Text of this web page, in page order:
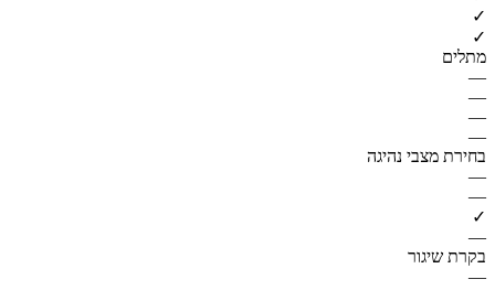
✓
✓
מתלים
—
—
—
—
בחירת מצבי נהיגה
—
—
✓
—
בקרת שיגור
—